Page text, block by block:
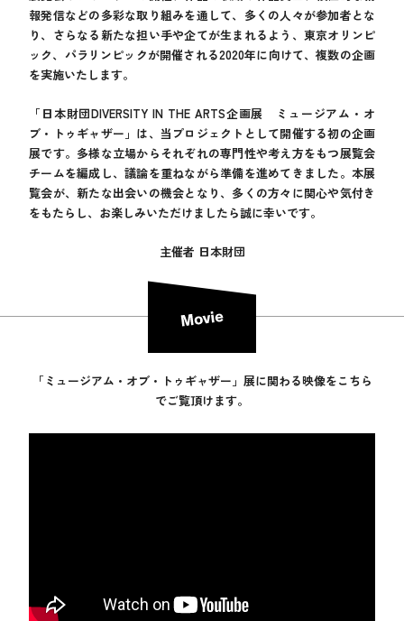
報発信などの多彩な取り組みを通して、多くの人々が参加者とな
り、さらなる新たな担い手や企てが生まれるよう、東京オリンピ
ック、パラリンピックが開催される2020年に向けて、複数の企画
を実施いたします。
「日本財団DIVERSITY IN THE ARTS企画展 ミュージアム・オ
ブ・トゥギャザー」は、当プロジェクトとして開催する初の企画
展です。多様な立場からそれぞれの専門性や考え方をもつ展覧会
チームを編成し、議論を重ねながら準備を進めてきました。本展
覧会が、新たな出会いの機会となり、多くの方々に関心や気付き
をもたらし、お楽しみいただけましたら誠に幸いです。
主催者 日本財団
「ミュージアム・オブ・トゥギャザー」展に関わる映像をこちら
でご覧頂けます。